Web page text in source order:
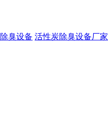
臭设备 活性炭除臭设备厂家